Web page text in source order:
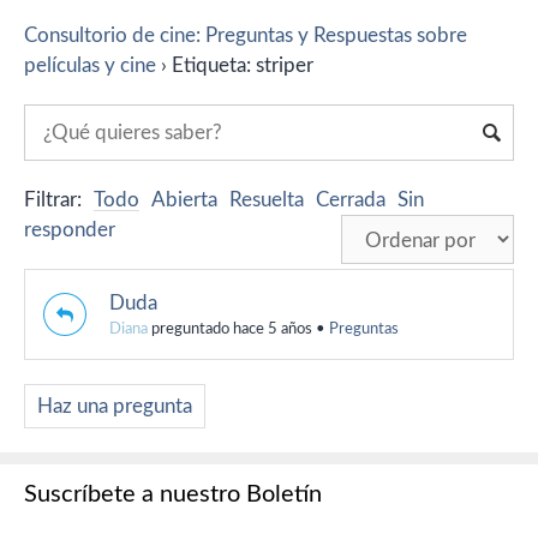
Consultorio de cine: Preguntas y Respuestas sobre
películas y cine › Etiqueta: striper
Filtrar: Todo Abierta Resuelta Cerrada Sin
responder
Duda
Diana preguntado hace 5 años • Preguntas
Haz una pregunta
Suscríbete a nuestro Boletín